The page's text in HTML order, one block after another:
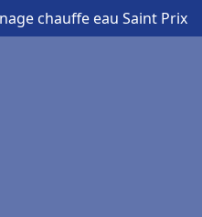
chauffe eau Saint Prix